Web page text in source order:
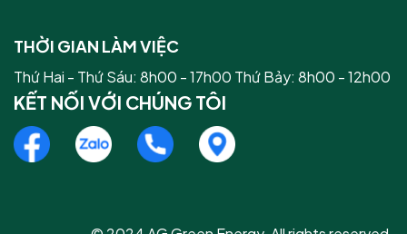
THỜI GIAN LÀM VIỆC
Thứ Hai - Thứ Sáu: 8h00 - 17h00 Thứ Bảy: 8h00 - 12h00
KẾT NỐI VỚI CHÚNG TÔI